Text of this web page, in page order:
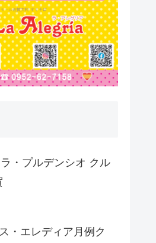
・プルデンシオ クル
・エレディア月例ク